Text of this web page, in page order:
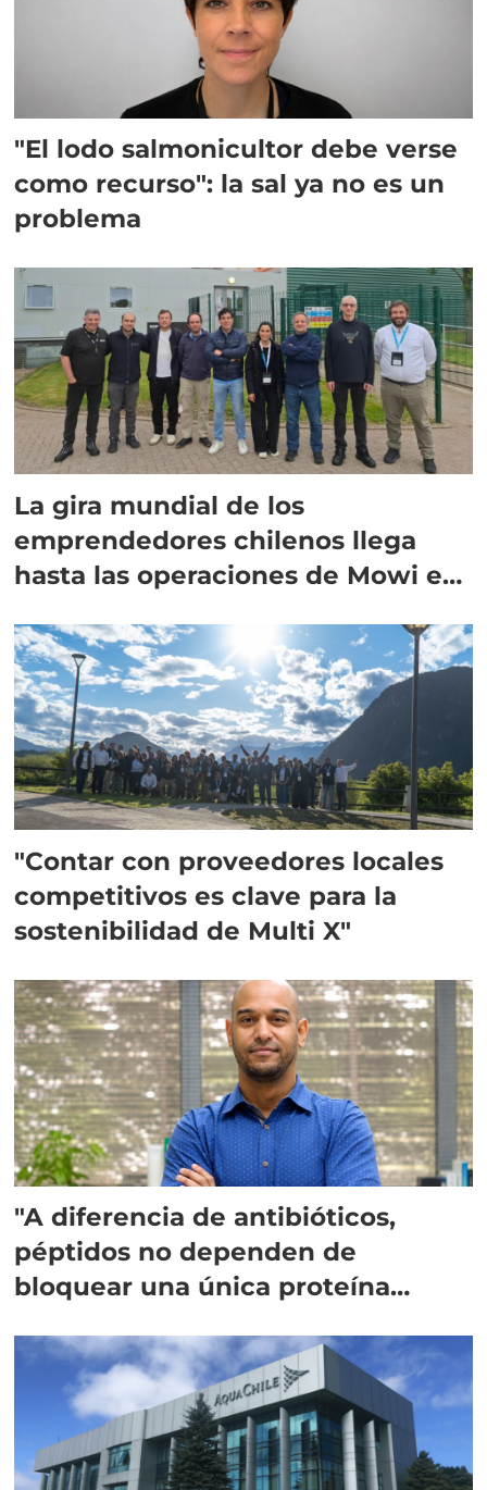
"El lodo salmonicultor debe verse
como recurso": la sal ya no es un
problema
La gira mundial de los
emprendedores chilenos llega
hasta las operaciones de Mowi en
"Contar con proveedores locales
competitivos es clave para la
sostenibilidad de Multi X"
"A diferencia de antibióticos,
péptidos no dependen de
bloquear una única proteína